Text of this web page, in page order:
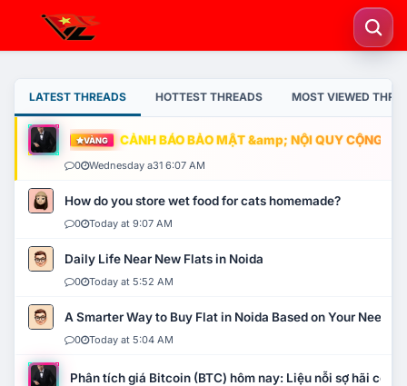
LATEST THREADS HOTTEST THREADS MOST VIEWED
VÀNG CẢNH BÁO BẢO MẬT &amp; NỘI QUY CỘNG
0 Wednesday a31 6:07 AM
How do you store wet food for cats homemade?
0 Today at 9:07 AM
Daily Life Near New Flats in Noida
0 Today at 5:52 AM
A Smarter Way to Buy Flat in Noida Based on Your Needs
0 Today at 5:04 AM
Phân tích giá Bitcoin (BTC) hôm nay: Liệu nỗi sợ hãi có